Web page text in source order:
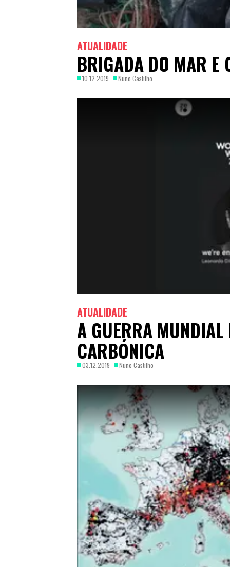
ATUALIDADE
BRIGADA DO MAR E
10.12.2019 Nuno Castilho
ATUALIDADE
A GUERRA
CARBÓNICA
03.12.2019 Nuno Castilho